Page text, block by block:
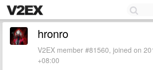
hronro
V2EX member #81560, joined on
+08:00